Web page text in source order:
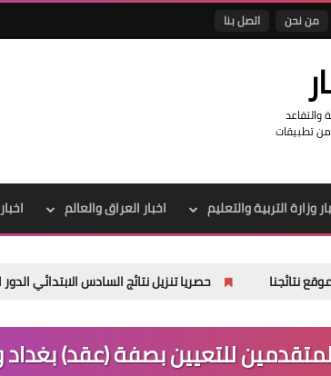
من نحن اتصل بنا
والتقاعد
تطبيقات
وزارة التربية والتعليم اخبار العراق والعالم
حصريا تنزيل نتائج السادس الابتدائي الدور الثاني 2025
للتعيين بصفة (عقد) بغداد